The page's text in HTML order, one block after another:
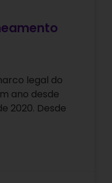
legal do
ano desde
2020. Desde